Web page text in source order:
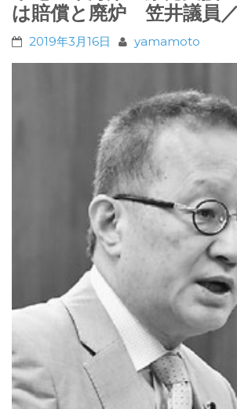
は賠償と廃炉 笠井議員
2019年3月16日 yamamoto